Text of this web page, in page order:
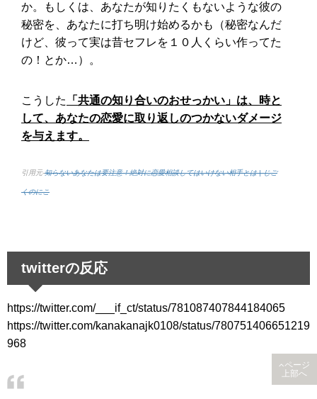
か。もしくは、あなたが知りたくもないような彼の
秘密を、あなたに打ち明け始めるかも（秘密なんだ
けど、彼って実は昔セフレを１０人くらい作ってた
の！とか…）。
こうした
「共通の知り合いのおせっかい」は、時と
して、あなたの恋愛に取り返しのつかないダメージ
を与えます。
引用元-知らないあなたは要注意！絶対に恋愛相談してはいけない相手とは | じご
くのにこ
twitterの反応
https://twitter.com/___if_ct/status/781087407844184065
https://twitter.com/kanakanajk0108/status/780751406651219
968
ページ
上部へ